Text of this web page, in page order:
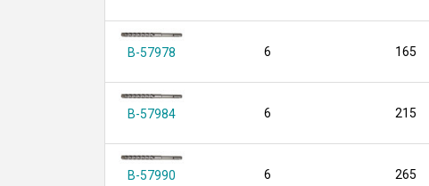
B-57978 6 165
B-57984 6 215
B-57990 6 265